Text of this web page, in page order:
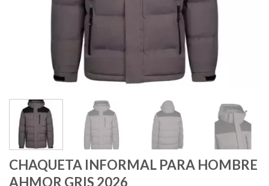
CHAQUETA INFORMAL PARA HOMBRE
AHMOR GRIS 2026